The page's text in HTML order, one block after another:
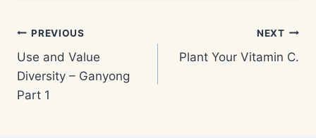
Post
navigation
PREVIOUS
Use and Value
Diversity – Ganyong
Part 1
NEXT
Plant Your Vitamin C.